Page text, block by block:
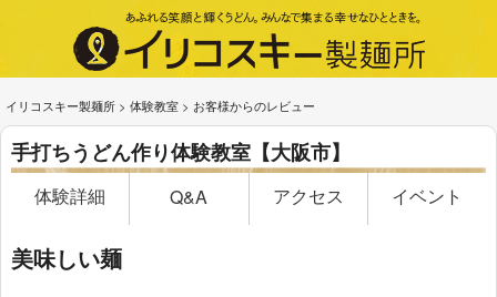
イリコスキー製麺所 > 体験教室 > お客様からのレビュー
手打ちうどん作り体験教室【大阪市】
体験詳細 Q&A アクセス イベント
美味しい麺